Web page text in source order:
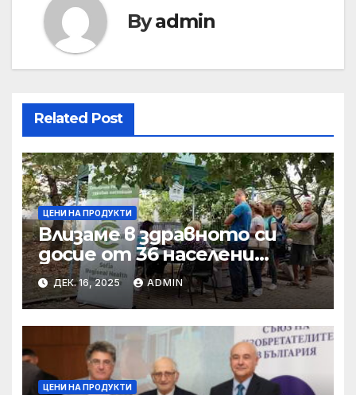
Byadmin
Related Post
ЦЕНИ НА ПРОДУКТИ
Влизаме в здравното си
досие от 36 населени
места • МЗ
ДЕК. 16, 2025 ADMIN
ЦЕНИ НА ПРОДУКТИ